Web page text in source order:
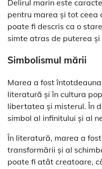
Delirul marin este
pentru marea și tot ceea
poate fi descris ca o
simte atras de puterea
Simbolismul mării
Marea a fost
literatură și în cultura
libertatea și misterul. În
simbol al infinitului și al
În literatură, marea a
transformării și al
poate fi atât creatoare,